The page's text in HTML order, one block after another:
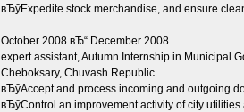
вЂўExpedite stock merchandise, and ensure
October 2008 вЂ“ December 2008
expert assistant, Autumn Internship in Municipal
Cheboksary, Chuvash Republic
вЂўAccept and process incoming and outgoing
вЂўControl an improvement activity of city